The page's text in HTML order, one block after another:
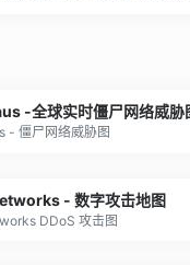
-全球实时僵尸网络威胁
- 僵尸网络威胁图
- 数字攻击地图
DDoS 攻击图